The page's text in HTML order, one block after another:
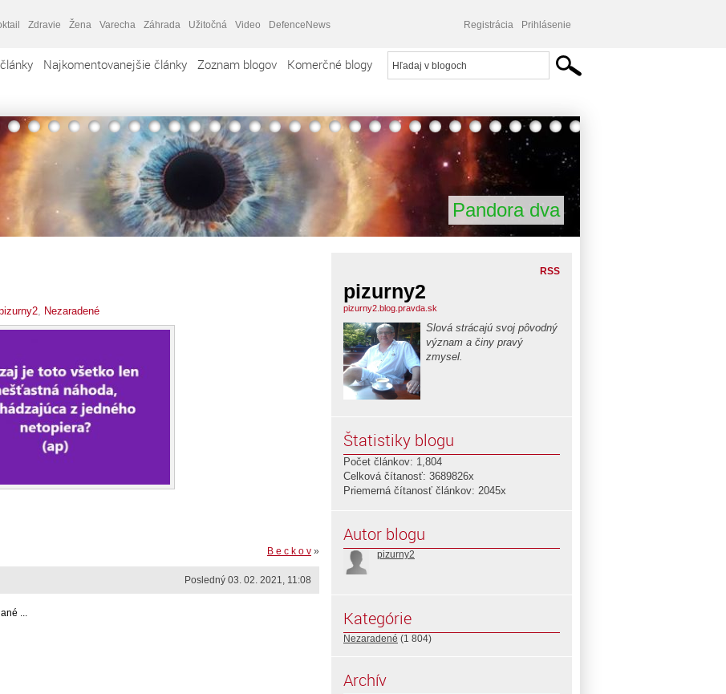
Zdravie Žena Varecha Záhrada Užitočná Video DefenceNews Registrácia Prihlásenie
Najkomentovanejšie články Zoznam blogov Komerčné blogy
Pandora dva
Nezaradené
B e c k o v »
Posledný 03. 02. 2021, 11:08
...
RSS
pizurny2
pizurny2.blog.pravda.sk
Slová strácajú svoj pôvodný
význam a činy pravý
zmysel.
Štatistiky blogu
Počet článkov: 1,804
Celková čítanosť: 3689826x
Priemerná čítanosť článkov: 2045x
Autor blogu
pizurny2
Kategórie
Nezaradené (1 804)
Archív